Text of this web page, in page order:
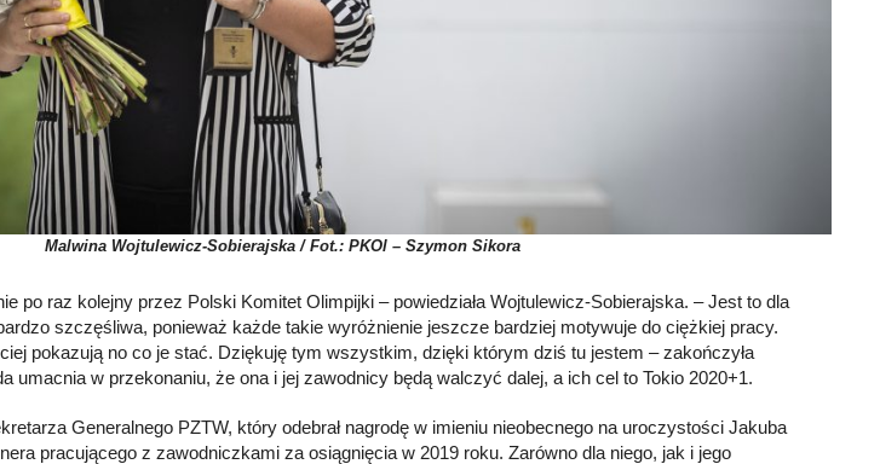
Malwina Wojtulewicz-Sobierajska / Fot.: PKOl – Szymon Sikora
po raz kolejny przez Polski Komitet Olimpijki – powiedziała Wojtulewicz-Sobierajska. – Jest to dla
szczęśliwa, ponieważ każde takie wyróżnienie jeszcze bardziej motywuje do ciężkiej pracy.
pokazują no co je stać. Dziękuję tym wszystkim, dzięki którym dziś tu jestem – zakończyła
umacnia w przekonaniu, że ona i jej zawodnicy będą walczyć dalej, a ich cel to Tokio 2020+1.
Generalnego PZTW, który odebrał nagrodę w imieniu nieobecnego na uroczystości Jakuba
pracującego z zawodniczkami za osiągnięcia w 2019 roku. Zarówno dla niego, jak i jego